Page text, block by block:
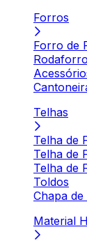
Forros
Forro de
Rodaforro
Telhas
Telha de
Telha de
Telha de
Toldos
Chapa
Material